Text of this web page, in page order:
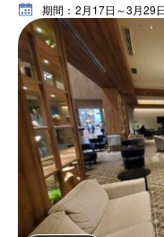
期間： 2月17日～3月29